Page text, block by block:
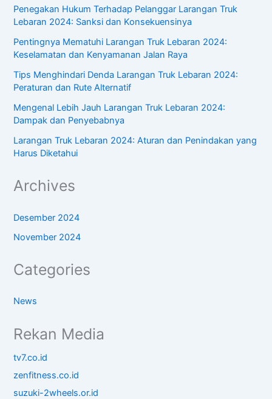
Penegakan Hukum Terhadap Pelanggar Larangan Truk
Lebaran 2024: Sanksi dan Konsekuensinya
Pentingnya Mematuhi Larangan Truk Lebaran 2024:
Keselamatan dan Kenyamanan Jalan Raya
Tips Menghindari Denda Larangan Truk Lebaran 2024:
Peraturan dan Rute Alternatif
Mengenal Lebih Jauh Larangan Truk Lebaran 2024:
Dampak dan Penyebabnya
Larangan Truk Lebaran 2024: Aturan dan Penindakan yang
Harus Diketahui
Archives
Desember 2024
November 2024
Categories
News
Rekan Media
tv7.co.id
zenfitness.co.id
suzuki-2wheels.or.id